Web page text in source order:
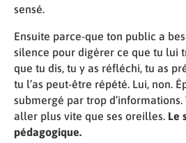
sensé.
Ensuite parce-que ton public a
silence pour digérer ce que tu lui
que tu dis, tu y as réfléchi, tu as
tu l’as peut-être répété. Lui, non.
submergé par trop
aller plus vite que ses oreilles. Le
pédagogique.